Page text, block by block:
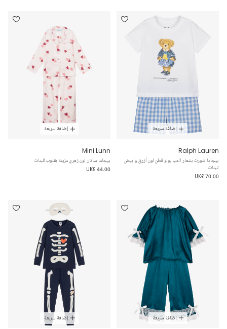
إضافة سريعة
Ralph Lauren
بيجاما شورت بشعار الدب بولو قطن لون أزرق وأبيض
للبنات
UK£ 70.00
إضافة سريعة
Mini Lunn
بيجاما ساتان لون زهري مزينة بقلوب للبنات
UK£ 44.00
إضافة سريعة إضافة سريعة